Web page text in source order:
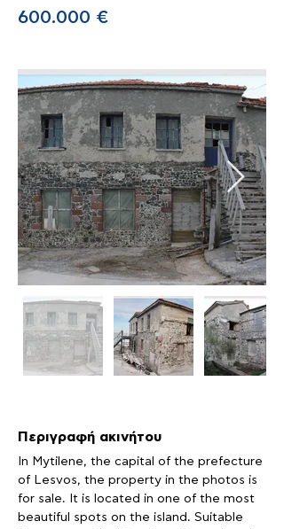
600.000 €
Περιγραφή ακινήτου
In Mytilene, the capital of the prefecture
of Lesvos, the property in the photos is
for sale. It is located in one of the most
beautiful spots on the island. Suitable